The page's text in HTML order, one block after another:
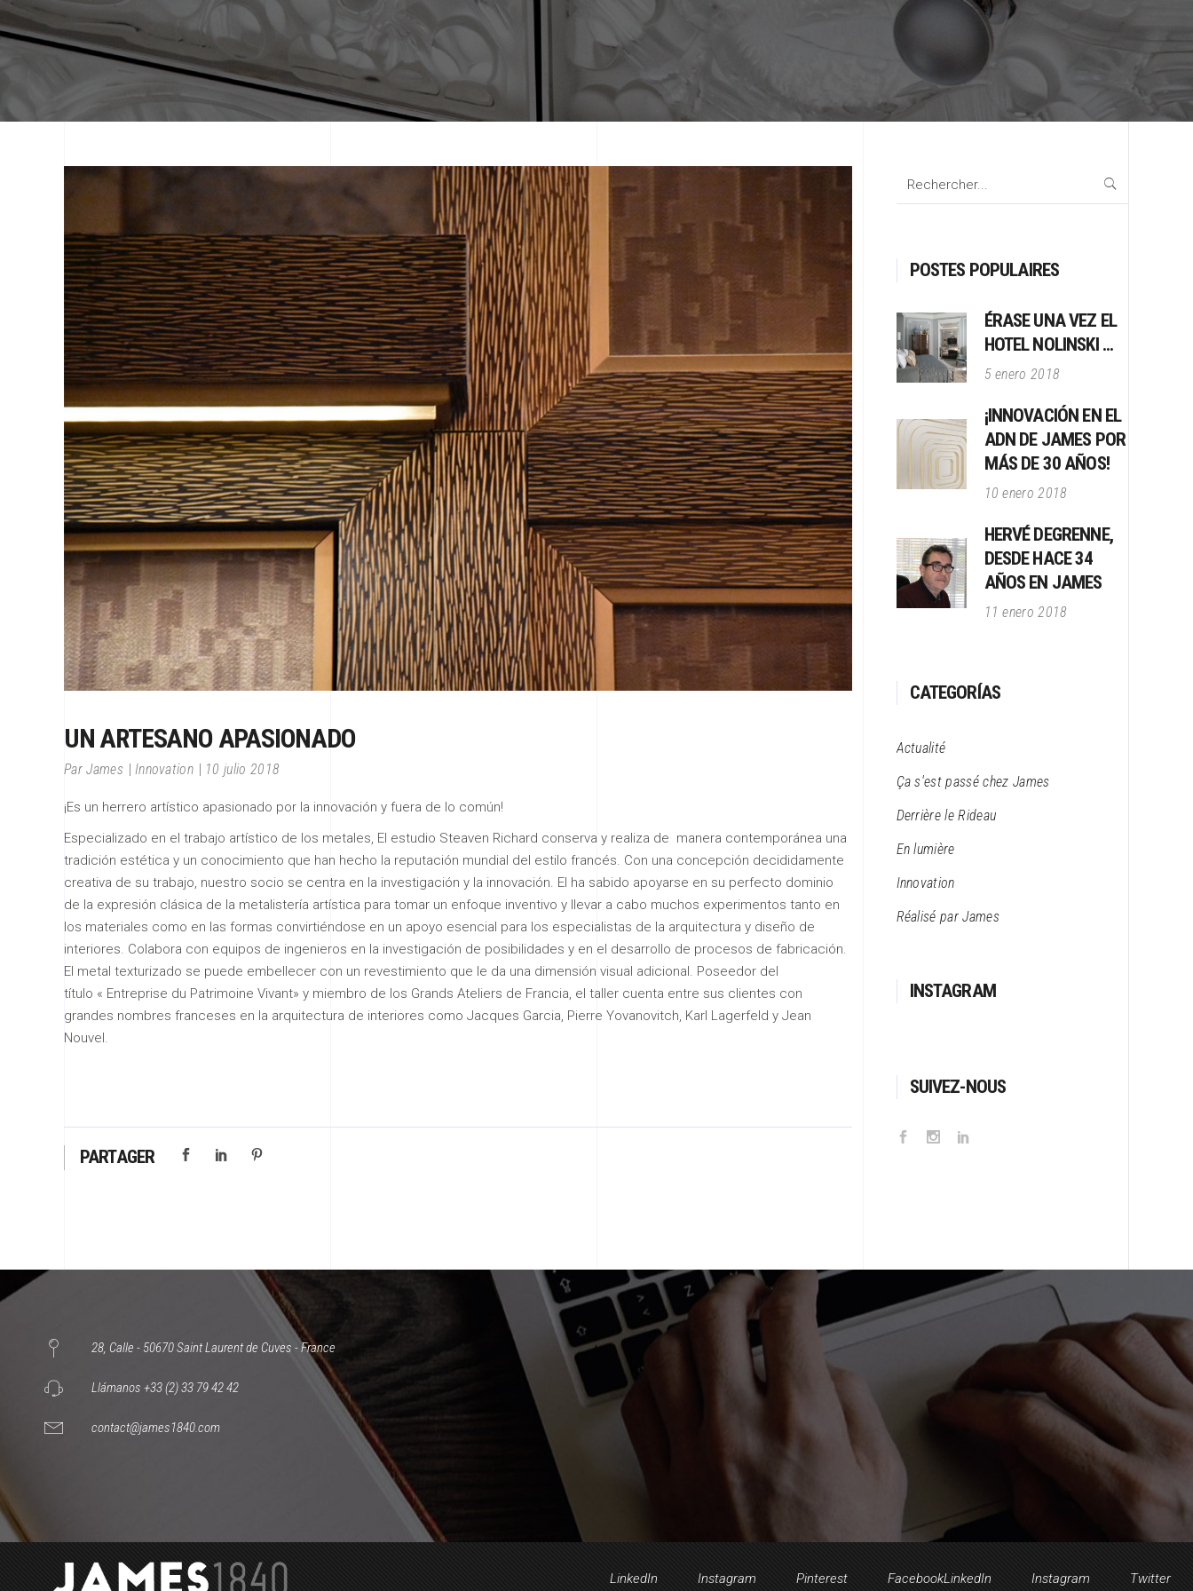
UN ARTESANO APASIONADO
ParJames Innovation 10 julio 2018
¡Es un herrero artístico apasionado por la innovación y fuera de lo común!
Especializado en el trabajo artístico de los metales, El estudio Steaven Richard conserva y realiza de manera contemporánea una
tradición estética y un conocimiento que han hecho la reputación mundial del estilo francés. Con una concepción decididamente
creativa de su trabajo, nuestro socio se centra en la investigación y la innovación. El ha sabido apoyarse en su perfecto dominio
de la expresión clásica de la metalistería artística para tomar un enfoque inventivo y llevar a cabo muchos experimentos tanto en
los materiales como en las formas convirtiéndose en un apoyo esencial para los especialistas de la arquitectura y diseño de
interiores. Colabora con equipos de ingenieros en la investigación de posibilidades y en el desarrollo de procesos de fabricación.
El metal texturizado se puede embellecer con un revestimiento que le da una dimensión visual adicional. Poseedor del
título « Entreprise du Patrimoine Vivant» y miembro de los Grands Ateliers de Francia, el taller cuenta entre sus clientes con
grandes nombres franceses en la arquitectura de interiores como Jacques Garcia, Pierre Yovanovitch, Karl Lagerfeld y Jean
Nouvel.
PARTAGER
Search
POSTES POPULAIRES
ÉRASE UNA VEZ EL
HOTEL NOLINSKI …
5 enero 2018
¡INNOVACIÓN EN EL
ADN DE JAMES POR
MÁS DE 30 AÑOS!
10 enero 2018
HERVÉ DEGRENNE,
DESDE HACE 34
AÑOS EN JAMES
11 enero 2018
CATEGORÍAS
Actualité
Ça s'est passé chez James
Derrière le Rideau
En lumière
Innovation
Réalisé par James
INSTAGRAM
SUIVEZ-NOUS
28, Calle - 50670 Saint Laurent de Cuves - France
Llámanos +33 (2) 33 79 42 42
contact@james1840.com
LinkedIn Instagram Pinterest FacebookLinkedIn Instagram Twitter